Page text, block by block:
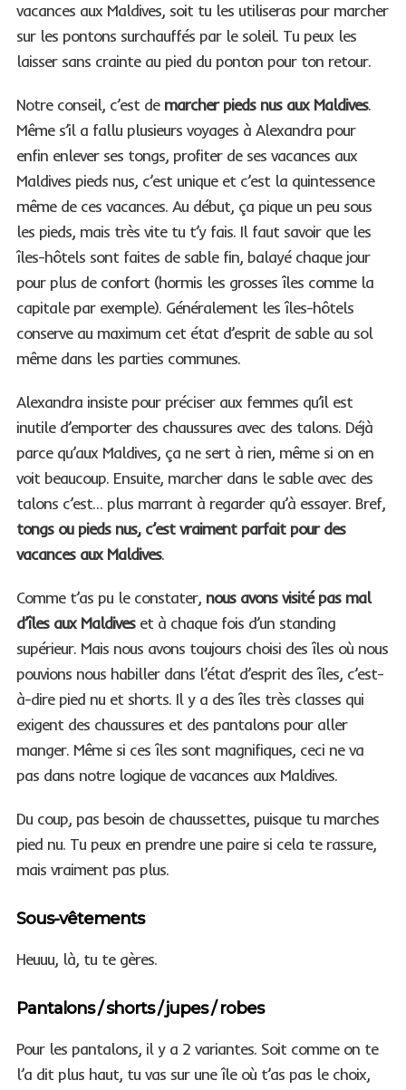
vacances aux Maldives, soit tu les utiliseras pour marcher
sur les pontons surchauffés par le soleil. Tu peux les
laisser sans crainte au pied du ponton pour ton retour.
Notre conseil, c’est de marcher pieds nus aux Maldives.
Même s’il a fallu plusieurs voyages à Alexandra pour
enfin enlever ses tongs, profiter de ses vacances aux
Maldives pieds nus, c’est unique et c’est la quintessence
même de ces vacances. Au début, ça pique un peu sous
les pieds, mais très vite tu t’y fais. Il faut savoir que les
îles-hôtels sont faites de sable fin, balayé chaque jour
pour plus de confort (hormis les grosses îles comme la
capitale par exemple). Généralement les îles-hôtels
conserve au maximum cet état d’esprit de sable au sol
même dans les parties communes.
Alexandra insiste pour préciser aux femmes qu’il est
inutile d’emporter des chaussures avec des talons. Déjà
parce qu’aux Maldives, ça ne sert à rien, même si on en
voit beaucoup. Ensuite, marcher dans le sable avec des
talons c’est… plus marrant à regarder qu’à essayer. Bref,
tongs ou pieds nus, c’est vraiment parfait pour des
vacances aux Maldives.
Comme t’as pu le constater, nous avons visité pas mal
d’îles aux Maldiveset à chaque fois d’un standing
supérieur. Mais nous avons toujours choisi des îles où nous
pouvions nous habiller dans l’état d’esprit des îles, c’est-
à-dire pied nu et shorts. Il y a des îles très classes qui
exigent des chaussures et des pantalons pour aller
manger. Même si ces îles sont magnifiques, ceci ne va
pas dans notre logique de vacances aux Maldives.
Du coup, pas besoin de chaussettes, puisque tu marches
pied nu. Tu peux en prendre une paire si cela te rassure,
mais vraiment pas plus.
Sous-vêtements
Heuuu, là, tu te gères.
Pantalons / shorts / jupes / robes
Pour les pantalons, il y a 2 variantes. Soit comme on te
l’a dit plus haut, tu vas sur une île où t’as pas le choix,